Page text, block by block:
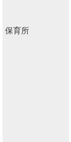
保育所